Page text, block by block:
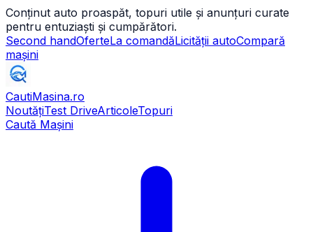
Conținut auto proaspăt, topuri utile și anunțuri curate
pentru entuziaști și cumpărători.
Second handOferteLa comandăLicității autoCompară
mașini
CautiMasina.ro
NoutățiTest DriveArticoleTopuri
Caută Mașini